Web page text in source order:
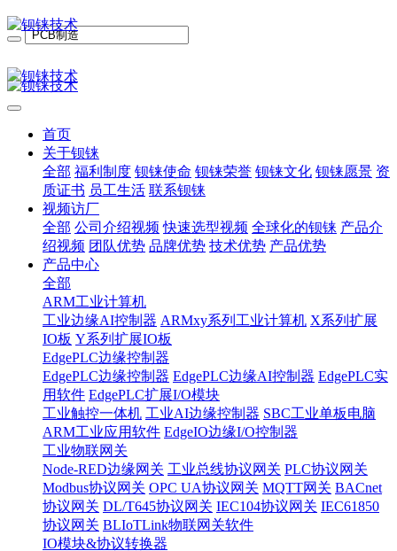
首页
关于钡铼
全部 福利制度 钡铼使命 钡铼荣誉 钡铼文化 钡铼愿景 资
质证书 员工生活 联系钡铼
视频访厂
全部 公司介绍视频 快速选型视频 全球化的钡铼 产品介
绍视频 团队优势 品牌优势 技术优势 产品优势
产品中心
全部
ARM工业计算机
工业边缘AI控制器 ARMxy系列工业计算机 X系列扩展
IO板 Y系列扩展IO板
EdgePLC边缘控制器
EdgePLC边缘控制器 EdgePLC边缘AI控制器 EdgePLC实
用软件 EdgePLC扩展I/O模块
工业触控一体机 工业AI边缘控制器 SBC工业单板电脑
ARM工业应用软件 EdgeIO边缘I/O控制器
工业物联网关
Node-RED边缘网关 工业总线协议网关 PLC协议网关
Modbus协议网关 OPC UA协议网关 MQTT网关 BACnet
协议网关 DL/T645协议网关 IEC104协议网关 IEC61850
协议网关 BLIoTLink物联网关软件
IO模块&协议转换器